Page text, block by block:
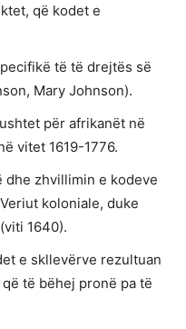
që kodet e
të të drejtës së
Mary Johnson).
për afrikanët në
vitet 1619-1776.
zhvillimin e kodeve
koloniale, duke
1640).
e skllevërve rezultuan
të bëhej pronë pa të